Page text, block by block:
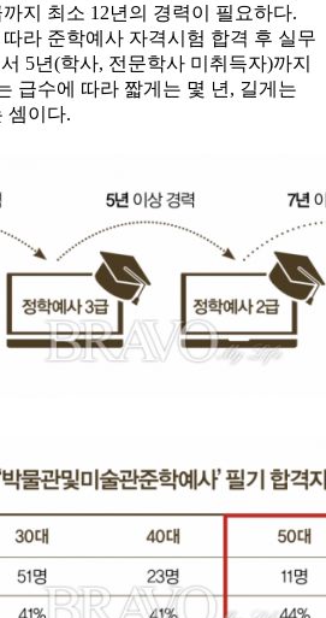
지 최소 12년의 경력이 필요하다.
라 준학예사 자격시험 합격 후 실무
5년(학사, 전문학사 미취득자)까지
급수에 따라 짧게는 몇 년, 길게는
셈이다.